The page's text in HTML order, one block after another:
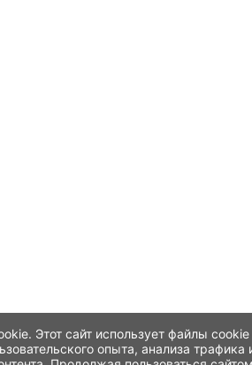
Этот сайт использует файлы cookie
опыта, анализа трафика